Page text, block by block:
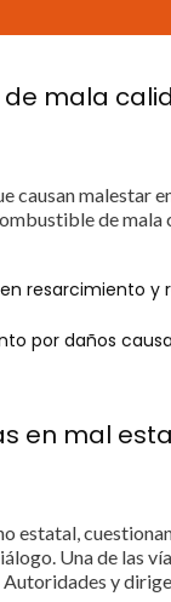
mala
causan malestar
de mala
resarcimiento y
por daños
en mal
estatal,
Una de las
y